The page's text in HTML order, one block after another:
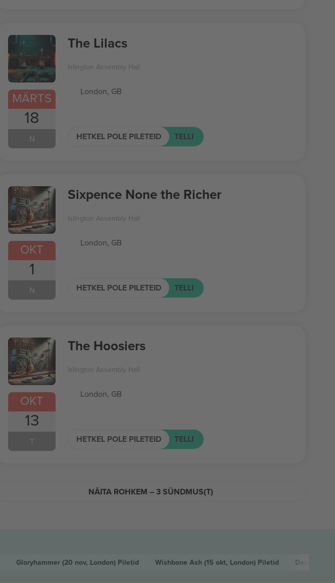
MÄRTS
18
N
The Lilacs
Islington Assembly Hall
London, GB
HETKEL POLE PILETEID TELLI
OKT
1
N
Sixpence None the Richer
Islington Assembly Hall
London, GB
HETKEL POLE PILETEID TELLI
OKT
13
T
The Hoosiers
Islington Assembly Hall
London, GB
HETKEL POLE PILETEID TELLI
NÄITA ROHKEM – 3 SÜNDMUS(T)
Gloryhammer (20 nov, London) Piletid Wishbone Ash (15 okt, London) Piletid Danny &